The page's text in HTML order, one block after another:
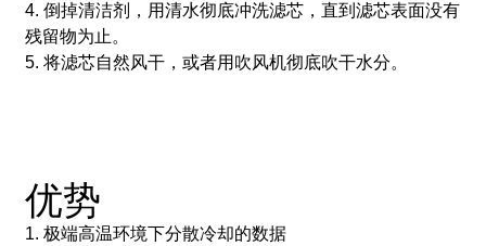
4. 倒掉清洁剂，用清水彻底冲洗滤芯，直到滤芯表面没有
残留物为止。
5. 将滤芯自然风干，或者用吹风机彻底吹干水分。
优势
1. 极端高温环境下分散冷却的数据